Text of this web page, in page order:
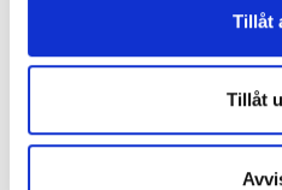
Tillåt
Tillåt
Ta reda på hur OneLab
hälsoarbete